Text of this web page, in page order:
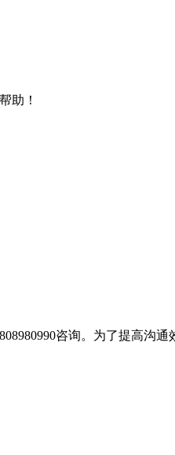
助！
咨询。为了提高沟